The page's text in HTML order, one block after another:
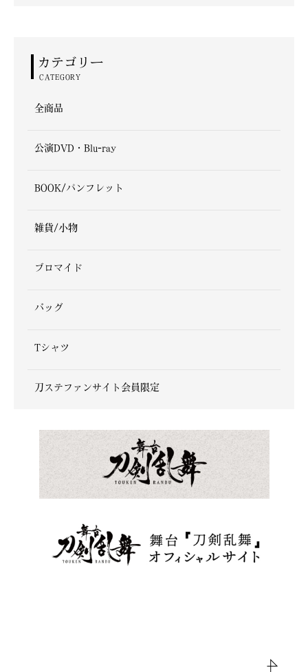
カテゴリー
CATEGORY
全商品
公演DVD・Blu-ray
BOOK/パンフレット
雑貨/小物
ブロマイド
バッグ
Tシャツ
刀ステファンサイト会員限定